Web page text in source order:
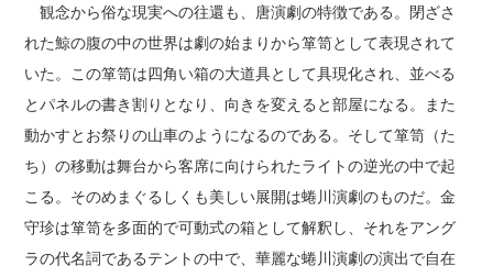
観念から俗な現実への往還も、唐演劇の特徴である。閉ざさ
れた鯨の腹の中の世界は劇の始まりから箪笥として表現されて
いた。この箪笥は四角い箱の大道具として具現化され、並べる
とパネルの書き割りとなり、向きを変えると部屋になる。また
動かすとお祭りの山車のようになるのである。そして箪笥（た
ち）の移動は舞台から客席に向けられたライトの逆光の中で起
こる。そのめまぐるしくも美しい展開は蜷川演劇のものだ。金
守珍は箪笥を多面的で可動式の箱として解釈し、それをアング
ラの代名詞であるテントの中で、華麗な蜷川演劇の演出で自在